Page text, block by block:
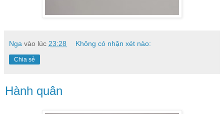
Nga vào lúc 23:28 Không có nhận xét nào:
Chia sẻ
Hành quân